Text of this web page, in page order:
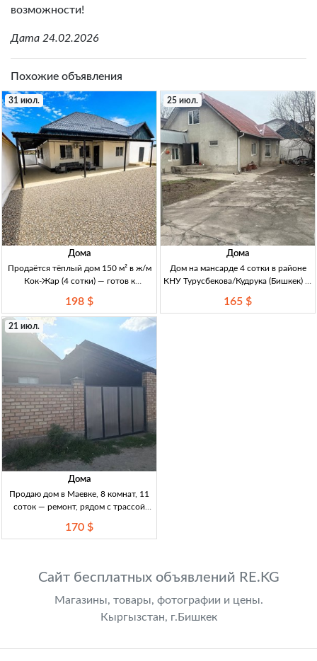
возможности!
Дата 24.02.2026
Похожие объявления
31 июл.
Дома
Продаётся тёплый дом 150 м² в ж/м
Кок-Жар (4 сотки) — готов к
сотки (ж/м Кок-Жар). 4 комн., кухня,
санузел, коридор, кладовая. Готов к
198 $
25 июл.
Дома
Дом на мансарде 4 сотки в районе
КНУ Турусбекова/Кудрука (Бишкек) —
мансарде (мансард бутолек), 4 сотки.
165 $
21 июл.
Дома
Продаю дом в Маевке, 8 комнат, 11
соток — ремонт, рядом с трассой
рядом трасса. Перестр. прошл.год,
170 $
Сайт бесплатных объявлений RE.KG
Магазины, товары, фотографии и цены.
Кыргызстан, г.Бишкек